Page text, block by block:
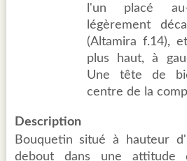
l'un placé
légèrement
(Altamira f.14),
plus haut, à
Une tête de
centre de la
Description
Bouquetin situé à hauteur
debout dans une attitude